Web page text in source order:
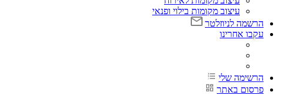
עיצוב מקומות בילוי ופנאי
הרשמה לניוזלטר
עקבו אחרינו
הרשימה שלי
פרסום באתר